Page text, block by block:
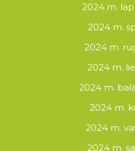
2024 m.
2024 m.
2024 m.
2024 m.
2024 m.
2024 m.
2024 m.
2024 m.